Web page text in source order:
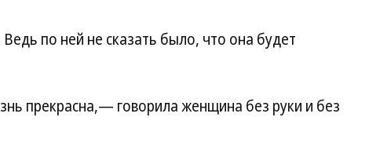
по ней не сказать было, что она будет
прекрасна,— говорила женщина без руки и без